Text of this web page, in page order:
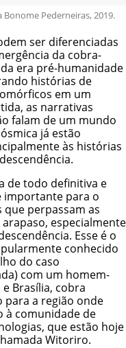
Pederneiras, 2019.
ser diferenciadas
da cobra-
era pré-humanidade
histórias de
em um
as narrativas
falam de um mundo
já estão
às histórias
de todo definitiva e
importante para o
perpassam as
especialmente
Esse é o
conhecido
do caso
com um homem-
Brasília, cobra
a região onde
à comunidade de
que estão hoje
Witoriro.